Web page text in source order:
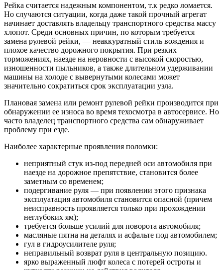
Рейка считается надежным компонентом, т.к редко ломается.
Но случаются ситуации, когда даже такой прочный агрегат
начинает доставлять владельцу транспортного средства массу
хлопот. Среди основных причин, по которым требуется
замена рулевой рейки, — неаккуратный стиль вождения и
плохое качество дорожного покрытия. При резких
торможениях, наезде на неровности с высокой скоростью,
изношенности пыльников, а также длительном удерживании
машины на холоде с вывернутыми колесами может
значительно сократиться срок эксплуатации узла.
Плановая замена или ремонт рулевой рейки производится при
обнаружении ее износа во время техосмотра в автосервисе. Но
часто владелец транспортного средства сам обнаруживает
проблему при езде.
Наиболее характерные проявления поломки:
неприятный стук из-под передней оси автомобиля при
наезде на дорожное препятствие, становится более
заметным со временем;
подергивание руля — при появлении этого признака
эксплуатация автомобиля становится опасной (причем
неисправность проявляется только при прохождении
неглубоких ям);
требуется больше усилий для поворота автомобиля;
масляные пятна на деталях и асфальте под автомобилем;
гул в гидроусилителе руля;
неправильный возврат руля в центральную позицию.
ярко выраженный люфт колеса с потерей остроты и